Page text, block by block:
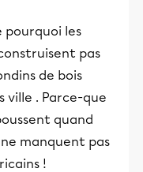
pourquoi les
pas
de bois
ville . Parce-que
quand
manquent pas
!